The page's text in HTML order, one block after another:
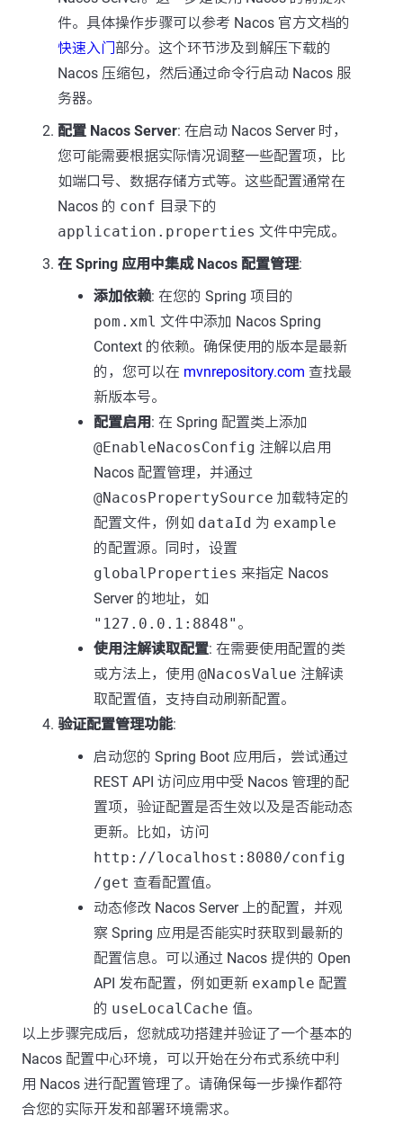
件。具体操作步骤可以参考 Nacos 官方文档的
快速入门部分。这个环节涉及到解压下载的
Nacos 压缩包，然后通过命令行启动 Nacos 服
务器。
配置 Nacos Server: 在启动 Nacos Server 时，
您可能需要根据实际情况调整一些配置项，比
如端口号、数据存储方式等。这些配置通常在
Nacos 的 conf 目录下的
application.properties 文件中完成。
在 Spring 应用中集成 Nacos 配置管理:
添加依赖: 在您的 Spring 项目的
pom.xml 文件中添加 Nacos Spring
Context 的依赖。确保使用的版本是最新
的，您可以在 mvnrepository.com 查找最
新版本号。
配置启用 : 在 Spring 配置类上添加
@EnableNacosConfig 注解以启用
Nacos 配置管理，并通过
@NacosPropertySource 加载特定的
配置文件，例如 dataId 为 example
的配置源。同时，设置
globalProperties 来指定 Nacos
Server 的地址，如
"127.0.0.1:8848" 。
使用注解读取配置: 在需要使用配置的类
或方法上，使用 @NacosValue 注解读
取配置值，支持自动刷新配置。
验证配置管理功能:
启动您的 Spring Boot 应用后，尝试通过
REST API 访问应用中受 Nacos 管理的配
置项，验证配置是否生效以及是否能动态
更新。比如，访问
http://localhost:8080/config
/get 查看配置值。
动态修改 Nacos Server 上的配置，并观
察 Spring 应用是否能实时获取到最新的
配置信息。可以通过 Nacos 提供的 Open
API 发布配置，例如更新 example 配置
的 useLocalCache 值。
以上步骤完成后，您就成功搭建并验证了一个基本的
Nacos 配置中心环境，可以开始在分布式系统中利
用 Nacos 进行配置管理了。请确保每一步操作都符
合您的实际开发和部署环境需求。